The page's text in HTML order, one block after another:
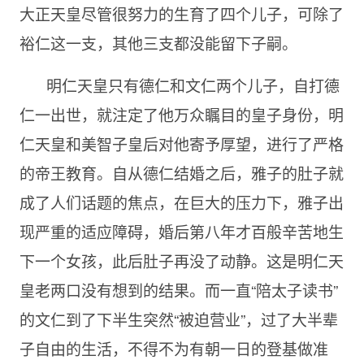
大正天皇尽管很努力的生育了四个儿子，可除了
裕仁这一支，其他三支都没能留下子嗣。
明仁天皇只有德仁和文仁两个儿子，自打德
仁一出世，就注定了他万众瞩目的皇子身份，明
仁天皇和美智子皇后对他寄予厚望，进行了严格
的帝王教育。自从德仁结婚之后，雅子的肚子就
成了人们话题的焦点，在巨大的压力下，雅子出
现严重的适应障碍，婚后第八年才百般辛苦地生
下一个女孩，此后肚子再没了动静。这是明仁天
皇老两口没有想到的结果。而一直“陪太子读书”
的文仁到了下半生突然“被迫营业”，过了大半辈
子自由的生活，不得不为有朝一日的登基做准